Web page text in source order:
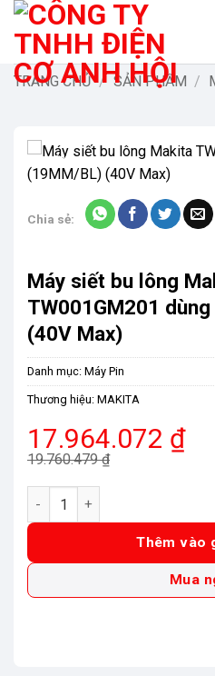
Bỏ
qua
dungTRANG CHỦ / SẢN PHẨM /
-9%
Chia sẻ:
Máy siết bu lông
TW001GM201
(40V Max)
Danh mục: Máy Pin
Thương hiệu: MAKITA
19.760.479₫
Giá
gốc
là:
19.760.479 ₫.
17.964.072 ₫
Giá
hiện
tại
là:
17.964.072 ₫.
Máy siết bu lông Makita
Thêm vào
Mua